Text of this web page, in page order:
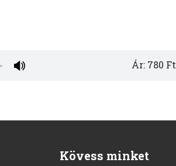
Ár: 780 Ft
Kövess minket